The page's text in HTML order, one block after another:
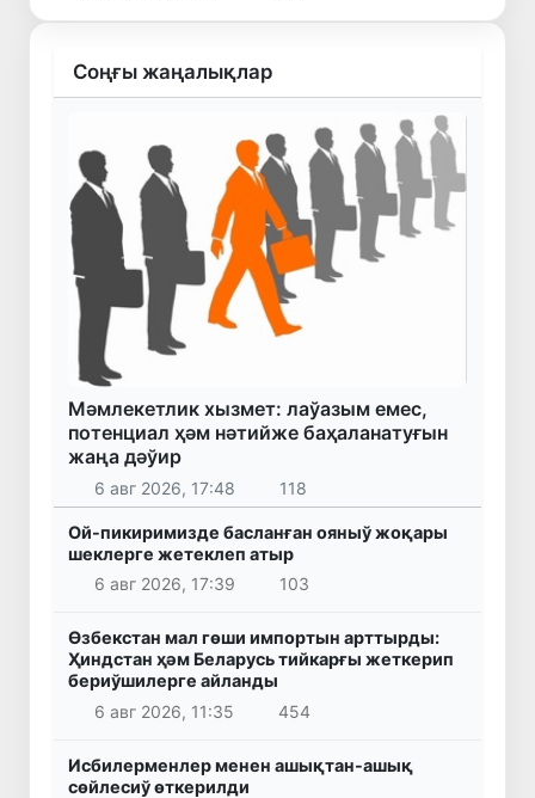
Соңғы жаңалықлар
Мәмлекетлик хызмет: лаўазым емес,
потенциал ҳәм нәтийже баҳаланатуғын
жаңа дәўир
6 авг 2026, 17:48 118
Ой-пикиримизде басланған ояныў жоқары
шеклерге жетеклеп атыр
6 авг 2026, 17:39
103
Өзбекстан мал гөши импортын арттырды:
Ҳиндстан ҳәм Беларусь тийкарғы жеткерип
бериўшилерге айланды
6 авг 2026, 11:35
454
Исбилерменлер менен ашықтан-ашық
сөйлесиў өткерилди